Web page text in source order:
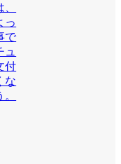
っ
で
付
な